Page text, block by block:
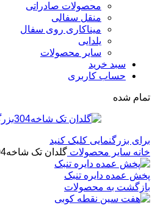
محصولات صادراتی
منقل سفالی
میناکاری روی سفال
یلدایی
سایر محصولات
سبد خرید
حساب کاربری
تمام شده
برای بزرگنمایی کلیک کنید
خانه سایر محصولات گلدان تک شاخه304بزرگ
پخش عمده دایره تنبک
بازگشت به محصولات